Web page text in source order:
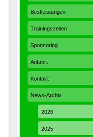
Bestleistungen
Trainingszeiten
Sponsoring
Anfahrt
Kontakt
News-Archiv
2026
2025